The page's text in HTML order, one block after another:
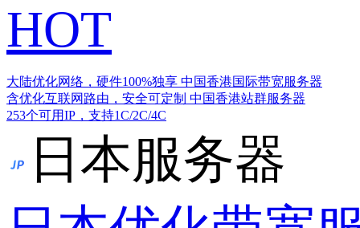
HOT
大陆优化网络，硬件100%独享 中国香港国际带宽服务器
含优化互联网路由，安全可定制 中国香港站群服务器
253个可用IP，支持1C/2C/4C
日本服务器